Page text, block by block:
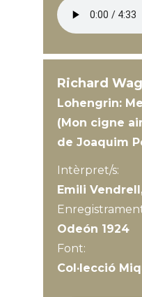
Richard
Lohengrin:
(Mon cigne
de Joaquim
Intèrpret/s:
Emili
Odeón 1924
Font:
Col·lecció